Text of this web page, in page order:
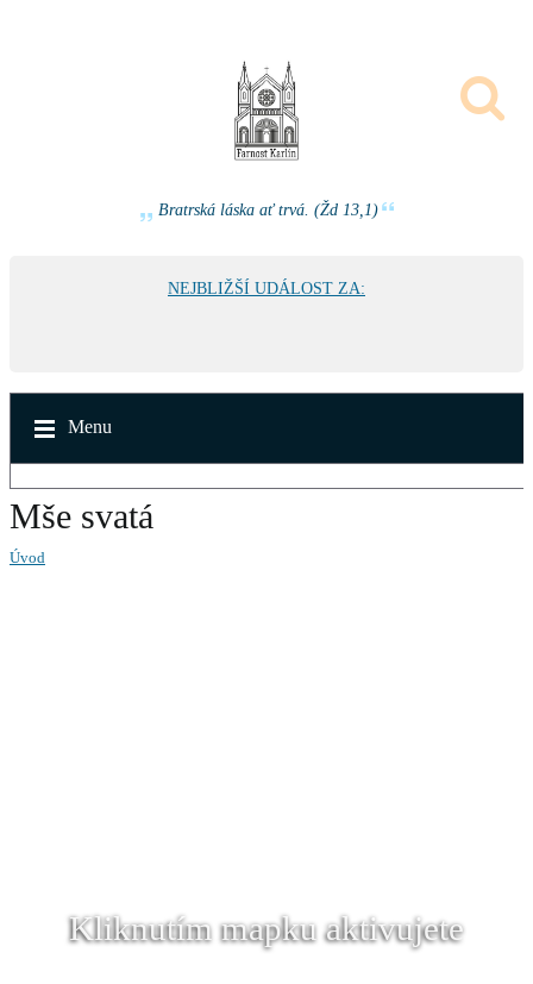
Bratrská láska ať trvá. (Žd 13,1)
NEJBLIŽŠÍ UDÁLOST ZA:
Menu
Mše svatá
Úvod
Kliknutím mapku aktivujete